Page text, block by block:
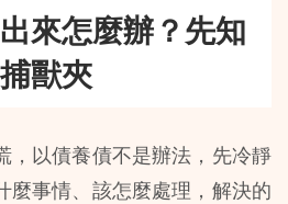
來怎麼辦？先知
獸夾
，以債養債不是辦法，先冷靜
麼事情、該怎麼處理，解決的